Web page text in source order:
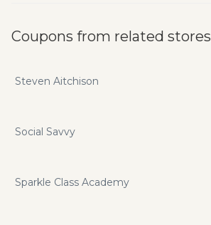
Coupons from related stores
Steven Aitchison
Social Savvy
Sparkle Class Academy